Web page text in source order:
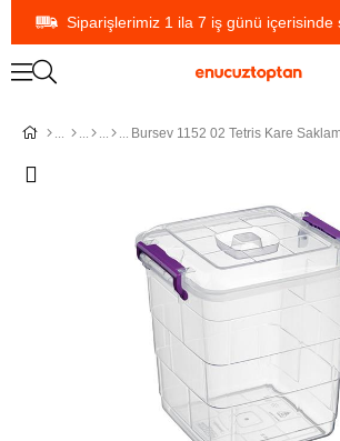
Siparişlerimiz 1 ila 7 iş günü içerisinde
Bursev 1152 02 Tetris Kare